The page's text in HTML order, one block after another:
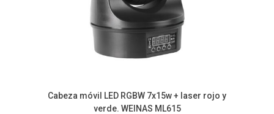
Cabeza móvil LED RGBW 7x15w + laser rojo y
verde. WEINAS ML615